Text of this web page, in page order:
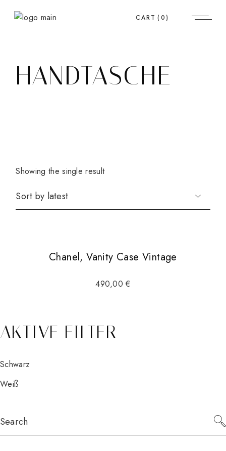
CART (0)
HANDTASCHE
Showing the single result
Chanel, Vanity Case Vintage
490,00€
AKTIVE FILTER
Schwarz
Weiß
for: